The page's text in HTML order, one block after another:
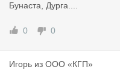
Бунаста, Дурга....
0 0
Игорь из ООО «КГП»